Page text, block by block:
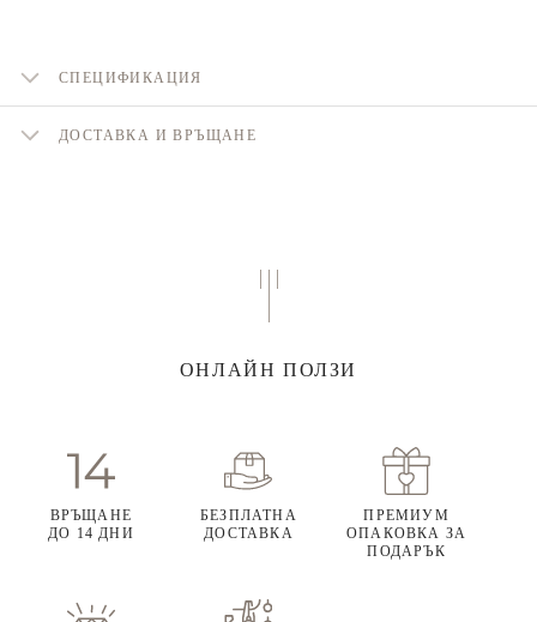
СПЕЦИФИКАЦИЯ
ДОСТАВКА И ВРЪЩАНЕ
ОНЛАЙН ПОЛЗИ
ВРЪЩАНЕ
ДО 14 ДНИ
БЕЗПЛАТНА
ДОСТАВКА
ПРЕМИУМ
ОПАКОВКА ЗА
ПОДАРЪК